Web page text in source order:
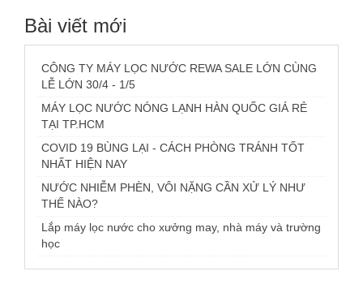
Bài viết mới
CÔNG TY MÁY LỌC NƯỚC REWA SALE LỚN CÙNG
LỄ LỚN 30/4 - 1/5
MÁY LỌC NƯỚC NÓNG LẠNH HÀN QUỐC GIÁ RẺ
TẠI TP.HCM
COVID 19 BÙNG LẠI - CÁCH PHÒNG TRÁNH TỐT
NHẤT HIỆN NAY
NƯỚC NHIỄM PHÈN, VÔI NẶNG CẦN XỬ LÝ NHƯ
THẾ NÀO?
Lắp máy lọc nước cho xưởng may, nhà máy và trường
học